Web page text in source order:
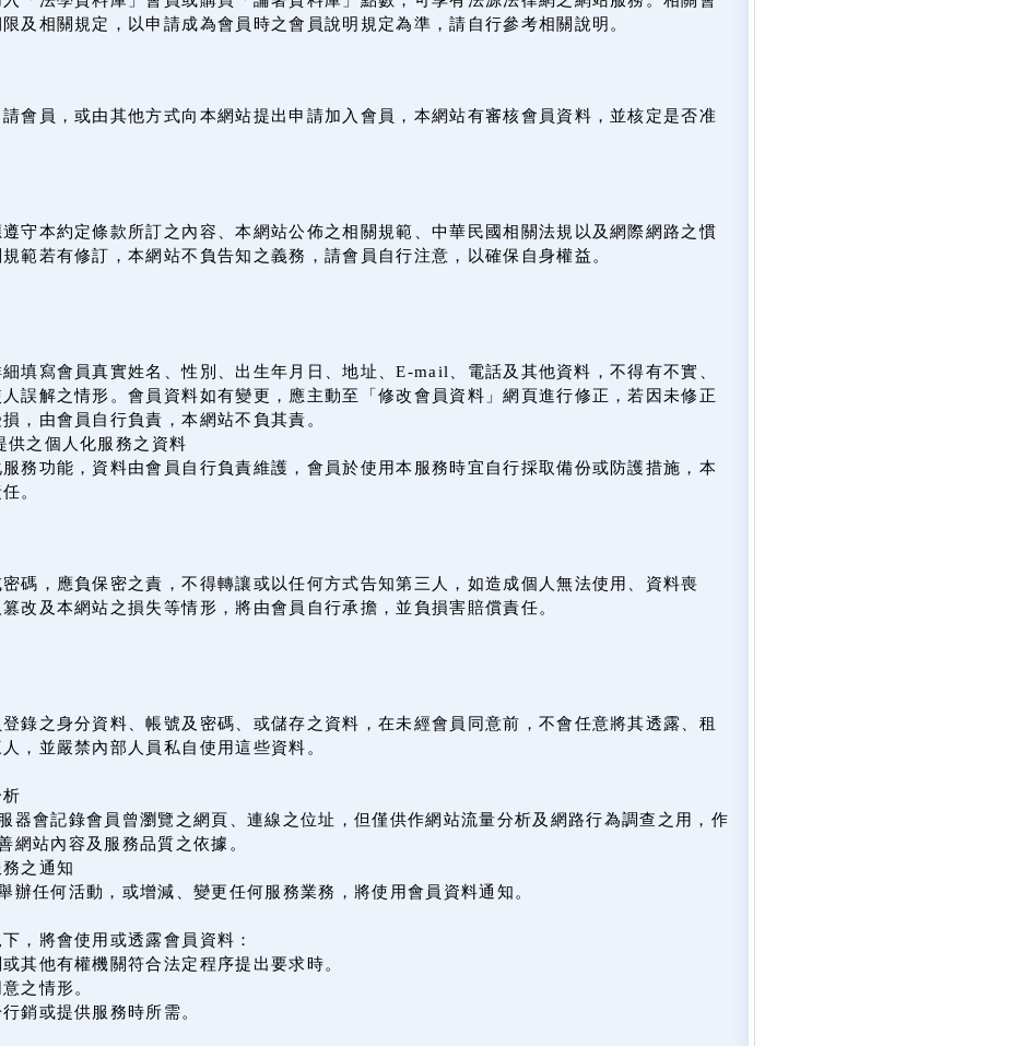
及相關規定，以申請成為會員時之會員說明規定為準，請自行參考相關說明。
會員，或由其他方式向本網站提出申請加入會員，本網站有審核會員資料，並核定是否准
守本約定條款所訂之內容、本網站公佈之相關規範、中華民國相關法規以及網際網路之慣
範若有修訂，本網站不負告知之義務，請會員自行注意，以確保自身權益。
填寫會員真實姓名、性別、出生年月日、地址、E-mail、電話及其他資料，不得有不實、
誤解之情形。會員資料如有變更，應主動至「修改會員資料」網頁進行修正，若因未修正
，由會員自行負責，本網站不負其責。
供之個人化服務之資料
務功能，資料由會員自行負責維護，會員於使用本服務時宜自行採取備份或防護措施，本
。
碼，應負保密之責，不得轉讓或以任何方式告知第三人，如造成個人無法使用、資料喪
改及本網站之損失等情形，將由會員自行承擔，並負損害賠償責任。
錄之身分資料、帳號及密碼、或儲存之資料，在未經會員同意前，不會任意將其透露、租
，並嚴禁內部人員私自使用這些資料。
析
器會記錄會員曾瀏覽之網頁、連線之位址，但僅供作網站流量分析及網路行為調查之用，作
網站內容及服務品質之依據。
務之通知
辦任何活動，或增減、變更任何服務業務，將使用會員資料通知。
，將會使用或透露會員資料：
或其他有權機關符合法定程序提出要求時。
之情形。
銷或提供服務時所需。